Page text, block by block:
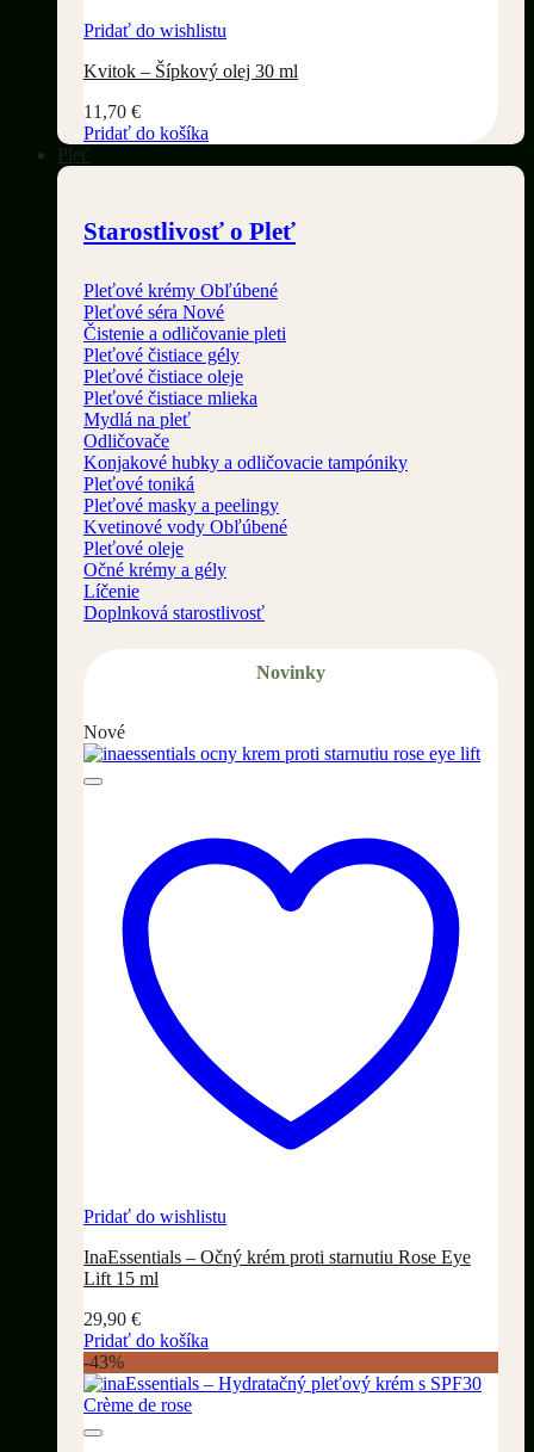
Pridať do wishlistu
Kvitok – Šípkový olej 30 ml
11,70 €
Pridať do košíka
Pleť
Starostlivosť o Pleť
Pleťové krémy
Pleťové séra
Čistenie a odličovanie pleti
Pleťové čistiace gély
Pleťové čistiace oleje
Pleťové čistiace mlieka
Mydlá na pleť
Odličovače
Konjakové hubky a odličovacie tampóniky
Pleťové toniká
Pleťové masky a peelingy
Kvetinové vody
Pleťové oleje
Očné krémy a gély
Líčenie
Doplnková starostlivosť
Novinky
Nové
Pridať do wishlistu
InaEssentials – Očný krém proti starnutiu Rose Eye
Lift 15 ml
29,90 €
Pridať do košíka
-43%